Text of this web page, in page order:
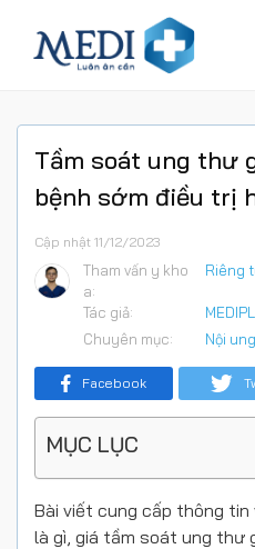
Tầm soát ung thư
bệnh sớm điều trị
Cập nhật 11/12/2023
Tham vấn y kho
a:
Riêng
Tác giả:
Chuyên mục:
Nội
Facebook
MỤC LỤC
Bài viết cung cấp thông
là gì, giá tầm soát ung thư